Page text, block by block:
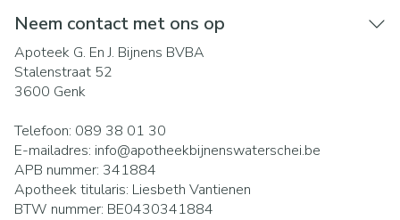
Neem contact met ons op
Apoteek G. En J. Bijnens BVBA
Stalenstraat 52
3600 Genk
Telefoon: 089 38 01 30
E-mailadres: info@apotheekbijnenswaterschei.be
APB nummer: 341884
Apotheek titularis: Liesbeth Vantienen
BTW nummer: BE0430341884